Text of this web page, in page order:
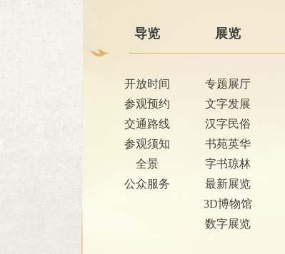
导览
开放时间
参观预约
交通路线
参观须知
全景
公众服务
展览
专题展厅
文字发展
汉字民俗
书苑英华
字书琼林
最新展览
3D博物馆
数字展览